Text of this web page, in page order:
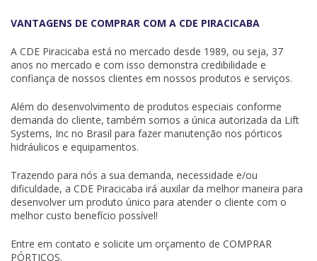
VANTAGENS DE COMPRAR COM A CDE PIRACICABA
A CDE Piracicaba está no mercado desde 1989, ou seja, 37
anos no mercado e com isso demonstra credibilidade e
confiança de nossos clientes em nossos produtos e serviços.
Além do desenvolvimento de produtos especiais conforme
demanda do cliente, também somos a única autorizada da Lift
Systems, Inc no Brasil para fazer manutenção nos pórticos
hidráulicos e equipamentos.
Trazendo para nós a sua demanda, necessidade e/ou
dificuldade, a CDE Piracicaba irá auxilar da melhor maneira para
desenvolver um produto único para atender o cliente com o
melhor custo benefício possível!
Entre em contato e solicite um orçamento de COMPRAR
PÓRTICOS.